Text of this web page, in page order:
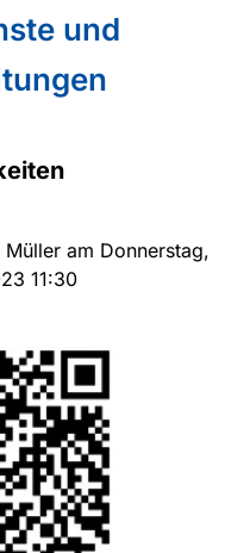
und
am Donnerstag,
11:30